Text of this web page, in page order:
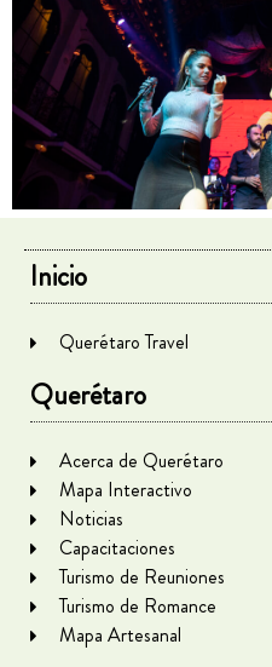
Inicio
Querétaro Travel
Querétaro
Acerca de Querétaro
Mapa Interactivo
Noticias
Capacitaciones
Turismo de Reuniones
Turismo de Romance
Mapa Artesanal